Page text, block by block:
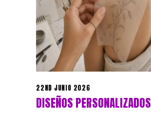
22ND JUNIO 2026
DISEÑOS PERSONALIZADOS